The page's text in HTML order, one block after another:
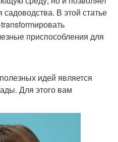
В этой статье
приспособления для
идей является
Для этого вам